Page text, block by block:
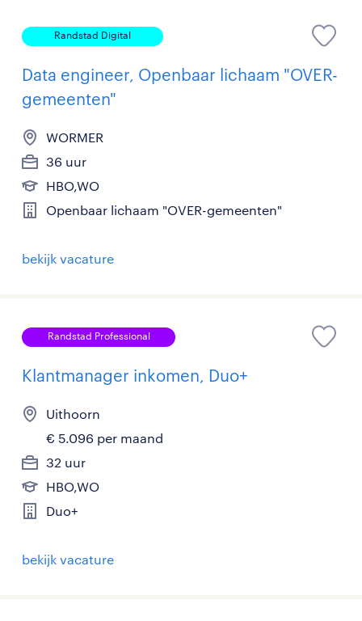
Randstad Digital
Data engineer, Openbaar lichaam "OVER-
gemeenten"
WORMER
36 uur
HBO,WO
Openbaar lichaam "OVER-gemeenten"
bekijk vacature
Randstad Professional
Klantmanager inkomen, Duo+
Uithoorn
€ 5.096 per maand
32 uur
HBO,WO
Duo+
bekijk vacature